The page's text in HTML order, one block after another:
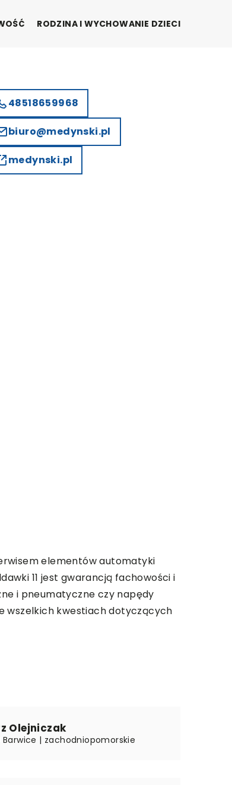
RODZINA I WYCHOWANIE DZIECI
48518659968
biuro@medynski.pl
medynski.pl
elementów automatyki
11 jest gwarancją fachowości i
i pneumatyczne czy napędy
wszelkich kwestiach dotyczących
Olejniczak
| zachodniopomorskie